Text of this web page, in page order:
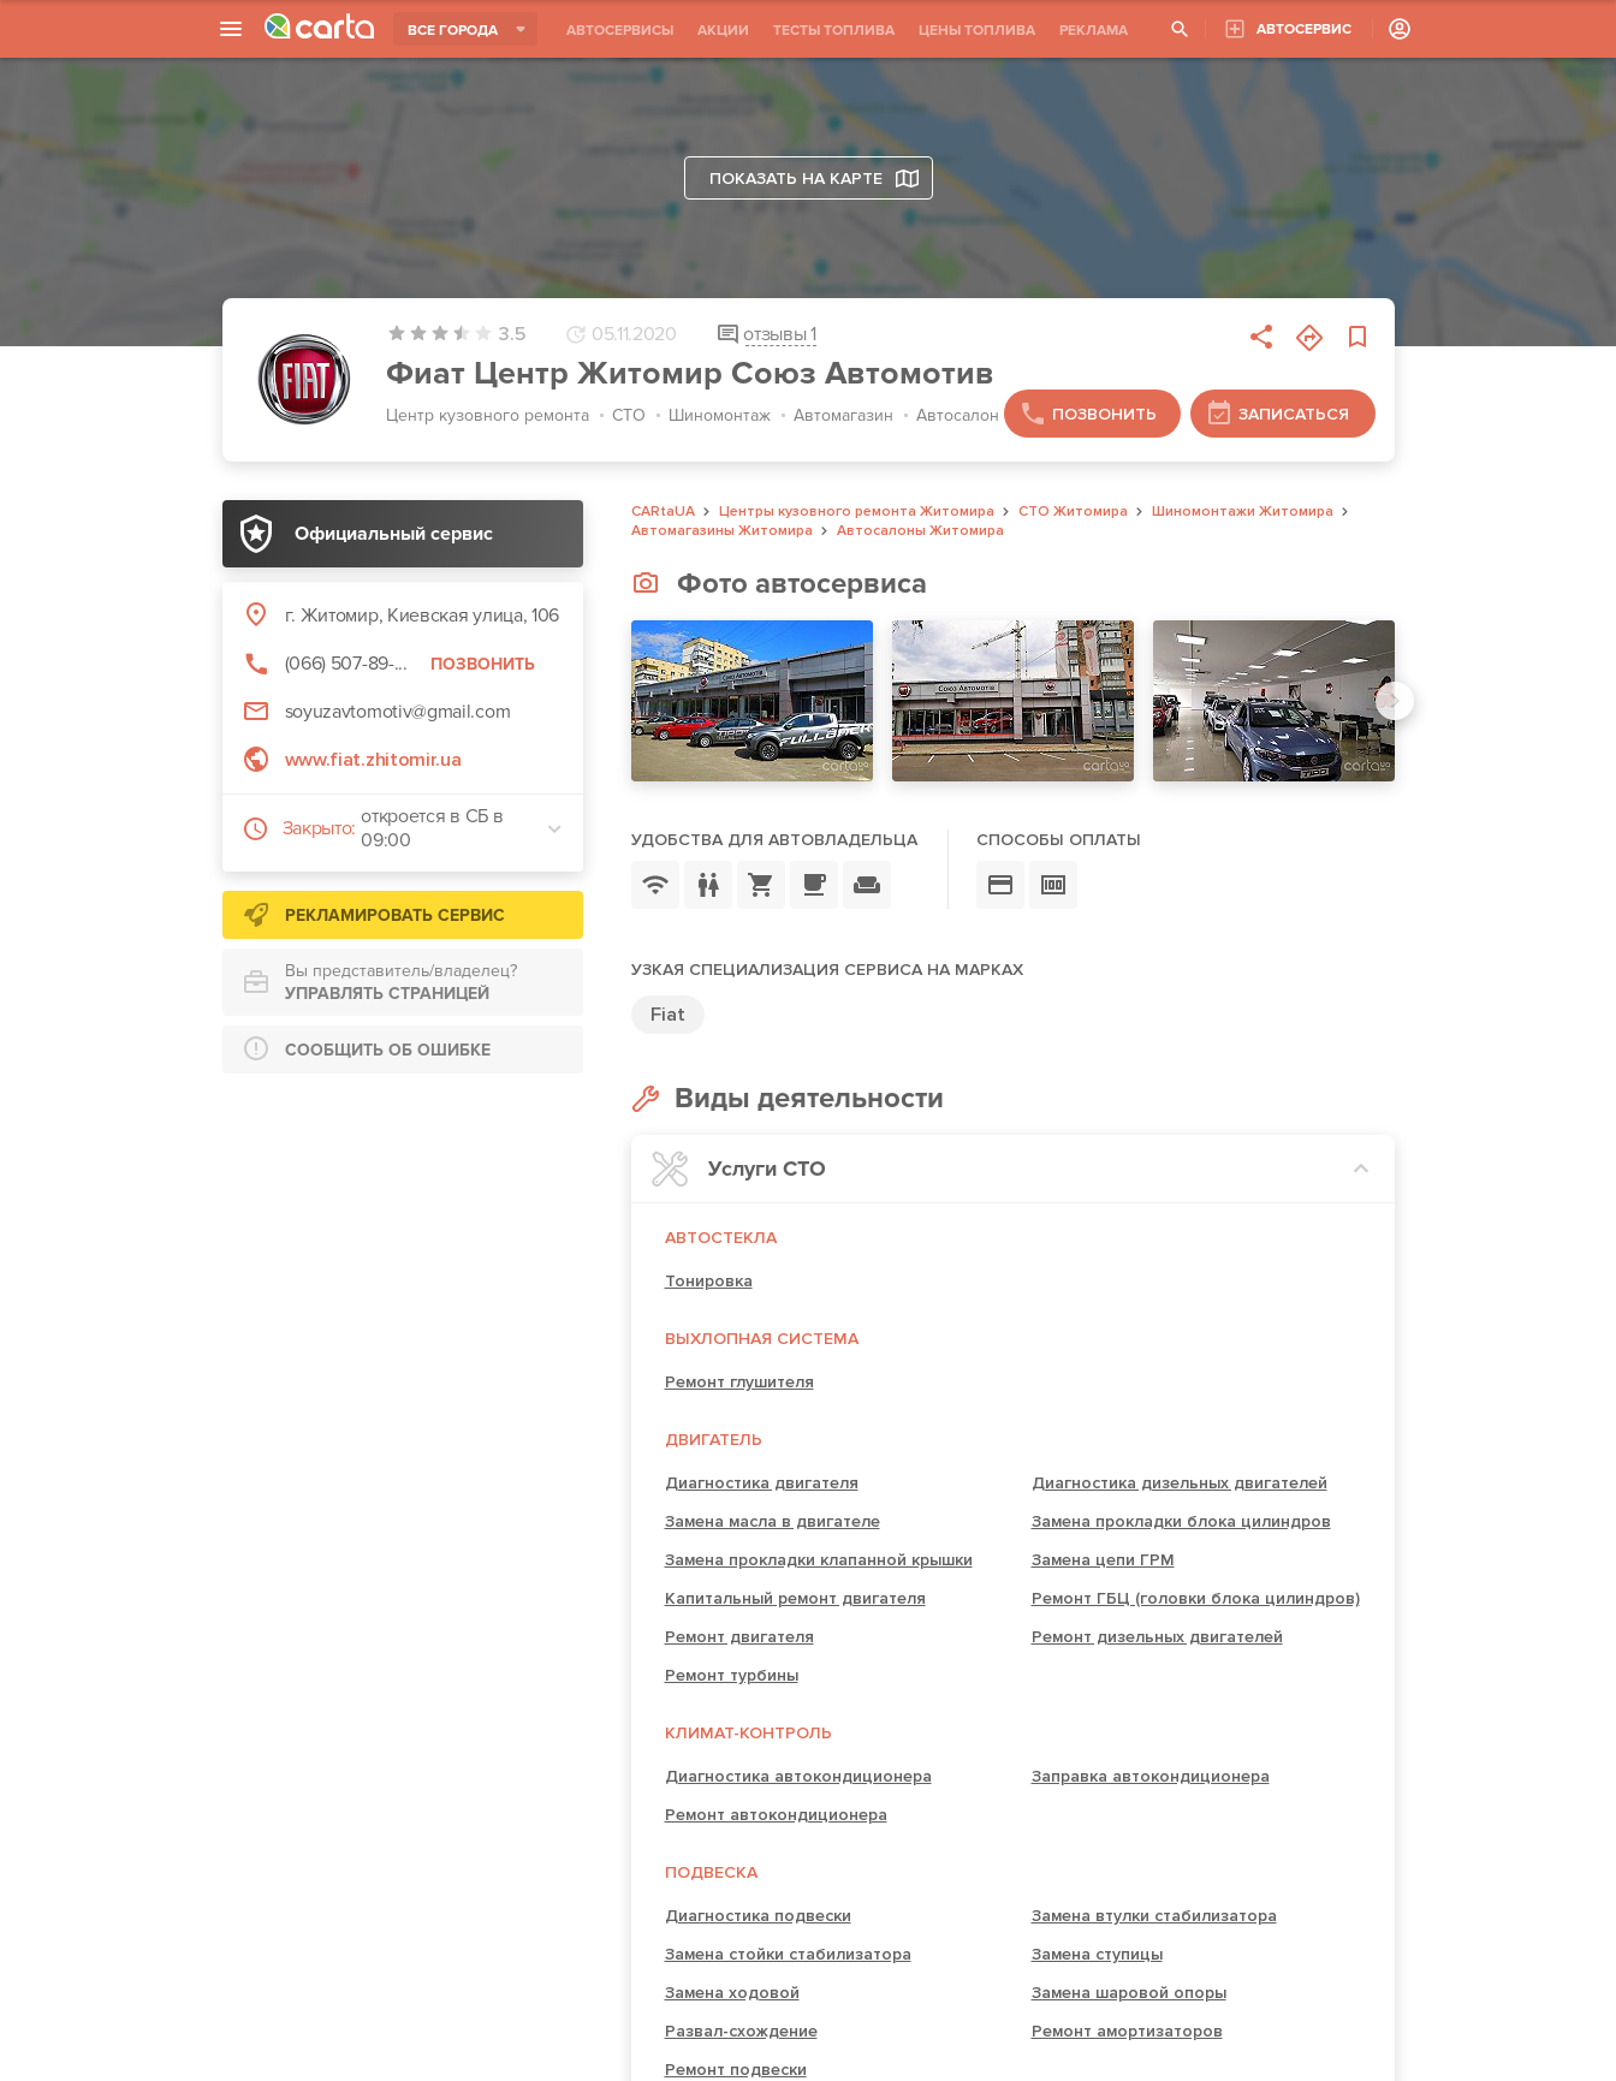
ВСЕ ГОРОДА АВТОСЕРВИСЫ АКЦИИ ТЕСТЫ ТОПЛИВА ЦЕНЫ ТОПЛИВА РЕКЛАМА АВТОСЕРВИС
ПОКАЗАТЬ НА КАРТЕ
3.5 05.11.2020 отзывы 1
Фиат Центр Житомир Союз Автомотив
Центр кузовного ремонта СТО Шиномонтаж Автомагазин Автосалон ПОЗВОНИТЬ ЗАПИСАТЬСЯ
Официальный сервис
г. Житомир, Киевская улица, 106
(066) 507-89-...
ПОЗВОНИТЬ
soyuzavtomotiv@gmail.com
www.fiat.zhitomir.ua
Закрыто: откроется в СБ в
09:00
РЕКЛАМИРОВАТЬ СЕРВИС
Вы представитель/владелец?
УПРАВЛЯТЬ СТРАНИЦЕЙ
СООБЩИТЬ ОБ ОШИБКЕ
CARtaUA Центры кузовного ремонта Житомира СТО Житомира
Шиномонтажи Житомира
Автомагазины Житомира
Автосалоны Житомира
Фото автосервиса
УДОБСТВА ДЛЯ АВТОВЛАДЕЛЬЦА СПОСОБЫ ОПЛАТЫ
УЗКАЯ СПЕЦИАЛИЗАЦИЯ СЕРВИСА НА МАРКАХ
Fiat
Виды деятельности
Услуги СТО
АВТОСТЕКЛА
Тонировка
ВЫХЛОПНАЯ СИСТЕМА
Ремонт глушителя
ДВИГАТЕЛЬ
Диагностика двигателя
Диагностика дизельных двигателей
Замена масла в двигателе
Замена прокладки блока цилиндров
Замена прокладки клапанной крышки
Замена цепи ГРМ
Капитальный ремонт двигателя
Ремонт ГБЦ (головки блока цилиндров)
Ремонт двигателя
Ремонт дизельных двигателей
Ремонт турбины
КЛИМАТ-КОНТРОЛЬ
Диагностика автокондиционера
Заправка автокондиционера
Ремонт автокондиционера
ПОДВЕСКА
Диагностика подвески
Замена втулки стабилизатора
Замена стойки стабилизатора
Замена ступицы
Замена ходовой
Замена шаровой опоры
Развал-схождение
Ремонт амортизаторов
Ремонт подвески